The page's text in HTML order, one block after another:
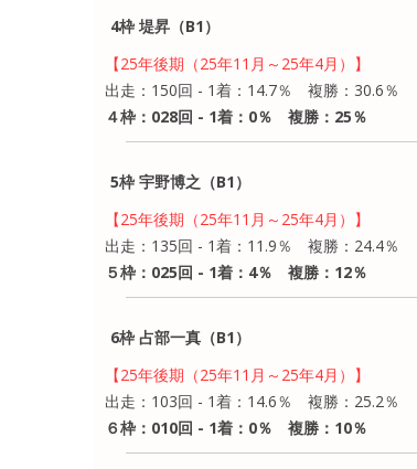
4枠 堤昇（B1）
【25年後期（25年11月～25年4月）】
出走：150回 - 1着：14.7％ 複勝：30.6％
４枠：028回 - 1着：0％ 複勝：25％
5枠 宇野博之（B1）
【25年後期（25年11月～25年4月）】
出走：135回 - 1着：11.9％ 複勝：24.4％
５枠：025回 - 1着：4％ 複勝：12％
6枠 占部一真（B1）
【25年後期（25年11月～25年4月）】
出走：103回 - 1着：14.6％ 複勝：25.2％
６枠：010回 - 1着：0％ 複勝：10％